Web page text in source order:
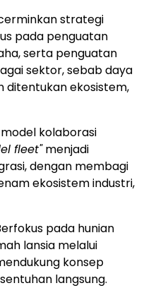
strategi
pada penguatan
serta penguatan
sektor, sebab daya
ditentukan ekosistem,
kolaborasi
fleet"menjadi
dengan membagi
ekosistem industri,
pada hunian
lansia melalui
konsep
langsung.